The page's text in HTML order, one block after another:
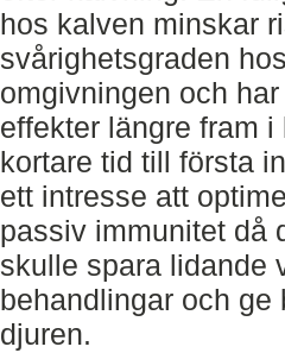
hos kalven minskar
svårighetsgraden
omgivningen och
effekter längre fram
kortare tid till första
ett intresse att
passiv immunitet då
skulle spara lidande
behandlingar och ge
djuren.